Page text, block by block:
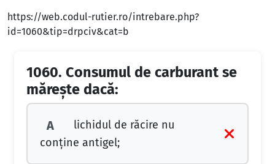
https://web.codul-rutier.ro/intrebare.php?
id=1060&tip=drpciv&cat=b
1060. Consumul de carburant se
măreşte dacă:
A
lichidul de răcire nu
conţine antigel;